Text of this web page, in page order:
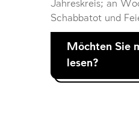
Jahreskreis; an
Schabbatot und
Möchten Sie
lesen?